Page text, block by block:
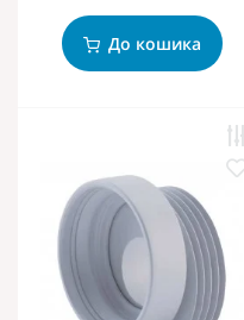
До кошика